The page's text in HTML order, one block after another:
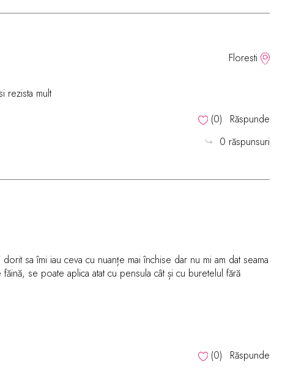
Floresti
rezista mult
(0)
Răspunde
0 răspunsuri
sa îmi iau ceva cu nuanțe mai închise dar nu mi am dat seama
se poate aplica atat cu pensula cât și cu buretelul fără
(0) Răspunde